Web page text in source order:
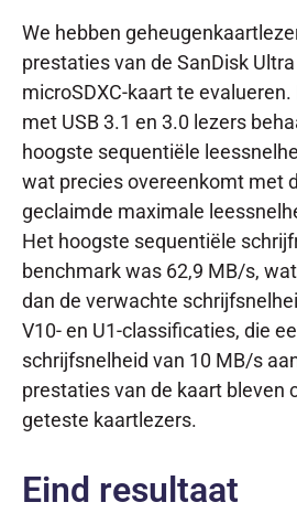
We hebben
prestaties van de SanDisk
microSDXC-kaart te
met USB 3.1 en 3.0 lezers
hoogste sequentiële
wat precies overeenkomt met
geclaimde maximale
Het hoogste sequentiële
benchmark was 62,9 MB/s,
dan de verwachte
V10- en U1-classificaties, die
schrijfsnelheid van 10 MB/s
prestaties van de kaart bleven
geteste kaartlezers.
Eind resultaat